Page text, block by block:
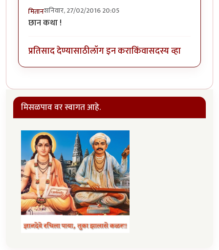
मितानशनिवार, 27/02/2016 20:05
छान कथा !
प्रतिसाद देण्यासाठीलॉग इन कराकिंवासदस्य व्हा
मिसळपाव वर स्वागत आहे.